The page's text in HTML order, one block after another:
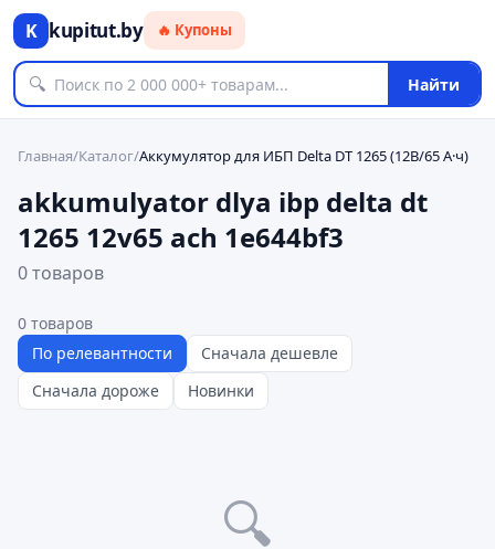
K kupitut.by 🔥 Купоны
🔍 Найти
Главная/Каталог/Аккумулятор для ИБП Delta DT 1265 (12В/65 А·ч)
akkumulyator dlya ibp delta dt
1265 12v65 ach 1e644bf3
0 товаров
0 товаров
По релевантности
Сначала дешевле
Сначала дороже
Новинки
🔍